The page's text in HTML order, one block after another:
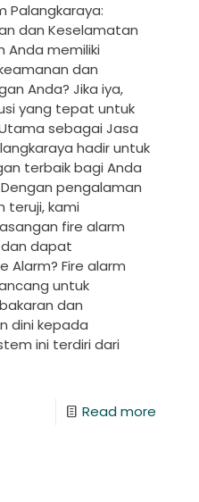
Palangkaraya:
dan Keselamatan
Anda memiliki
dan
Anda? Jika iya,
yang tepat untuk
sebagai Jasa
hadir untuk
terbaik bagi Anda
pengalaman
teruji, kami
fire alarm
dapat
Alarm? Fire alarm
untuk
dan
dini kepada
ini terdiri dari
Read more